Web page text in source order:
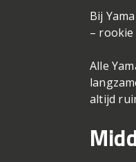
Bij
–
Alle
altijd